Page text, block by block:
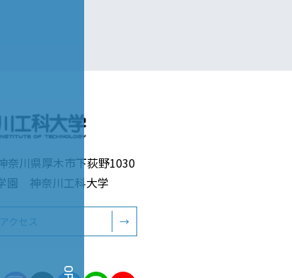
川県厚木市下荻野1030
園 神奈川工科大学
アクセス →